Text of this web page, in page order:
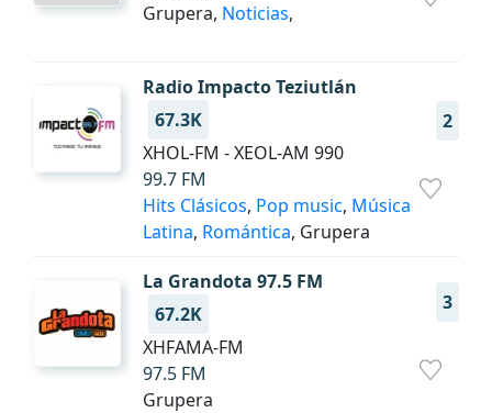
Grupera, Noticias,
Radio Impacto Teziutlán
2
67.3K
XHOL-FM - XEOL-AM 990
99.7 FM
Hits Clásicos, Pop music, Música
Latina, Romántica, Grupera
La Grandota 97.5 FM
3
67.2K
XHFAMA-FM
97.5 FM
Grupera